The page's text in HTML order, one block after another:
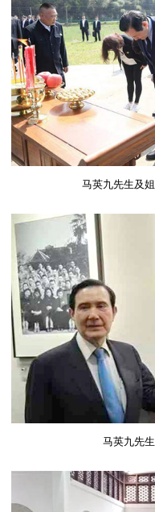
马英九先生及
马英九先